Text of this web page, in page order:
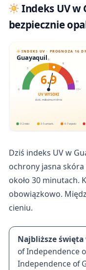
Indeks UV w
bezpiecznie
INDEKS UV · PROGNOZA 16
Guayaquil
0
3
6
8
11
11+
6.9
UV WYSOKI
dziś, maksimum dnia
0-2 niski 3-5 umiark. 6-7 wysoki
Dziś indeks UV w
ochrony jasna
około 30 minutach.
obowiązkowo.
cieniu.
Najbliższe
of Independence
Independence of